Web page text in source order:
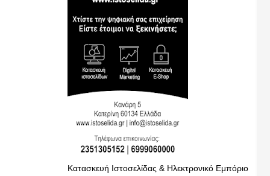
Κατασκευή Ιστοσελίδας & Ηλεκτρονικό Εμπόριο